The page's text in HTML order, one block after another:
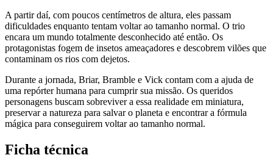
A partir daí, com poucos centímetros de altura, eles passam
dificuldades enquanto tentam voltar ao tamanho normal. O trio
encara um mundo totalmente desconhecido até então. Os
protagonistas fogem de insetos ameaçadores e descobrem vilões que
contaminam os rios com dejetos.
Durante a jornada, Briar, Bramble e Vick contam com a ajuda de
uma repórter humana para cumprir sua missão. Os queridos
personagens buscam sobreviver a essa realidade em miniatura,
preservar a natureza para salvar o planeta e encontrar a fórmula
mágica para conseguirem voltar ao tamanho normal.
Ficha técnica